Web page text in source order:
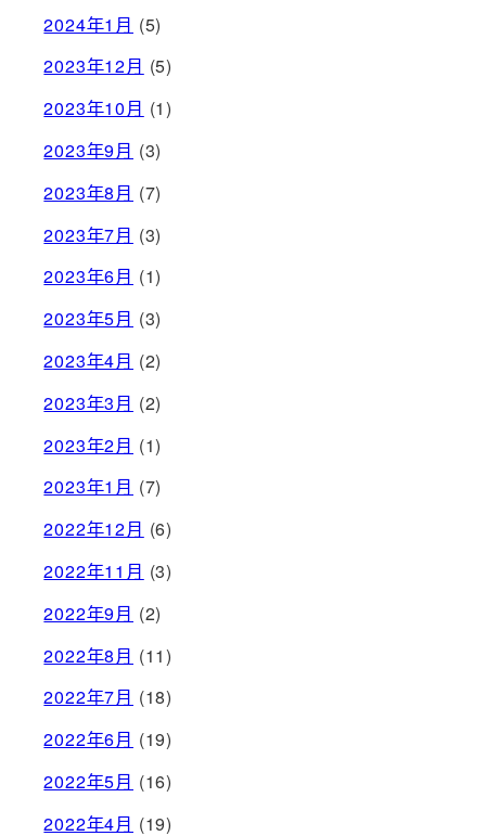
2024年1月 (5)
2023年12月 (5)
2023年10月 (1)
2023年9月 (3)
2023年8月 (7)
2023年7月 (3)
2023年6月 (1)
2023年5月 (3)
2023年4月 (2)
2023年3月 (2)
2023年2月 (1)
2023年1月 (7)
2022年12月 (6)
2022年11月 (3)
2022年9月 (2)
2022年8月 (11)
2022年7月 (18)
2022年6月 (19)
2022年5月 (16)
2022年4月 (19)